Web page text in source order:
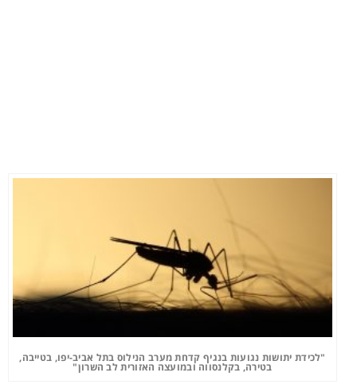
"לכידת יתושות נגועות בנגיף קדחת מערב הנילוס בתל אביב-יפו, בטייבה,
בטירה, בקלנסווה ובמועצה האזורית לב השרון"